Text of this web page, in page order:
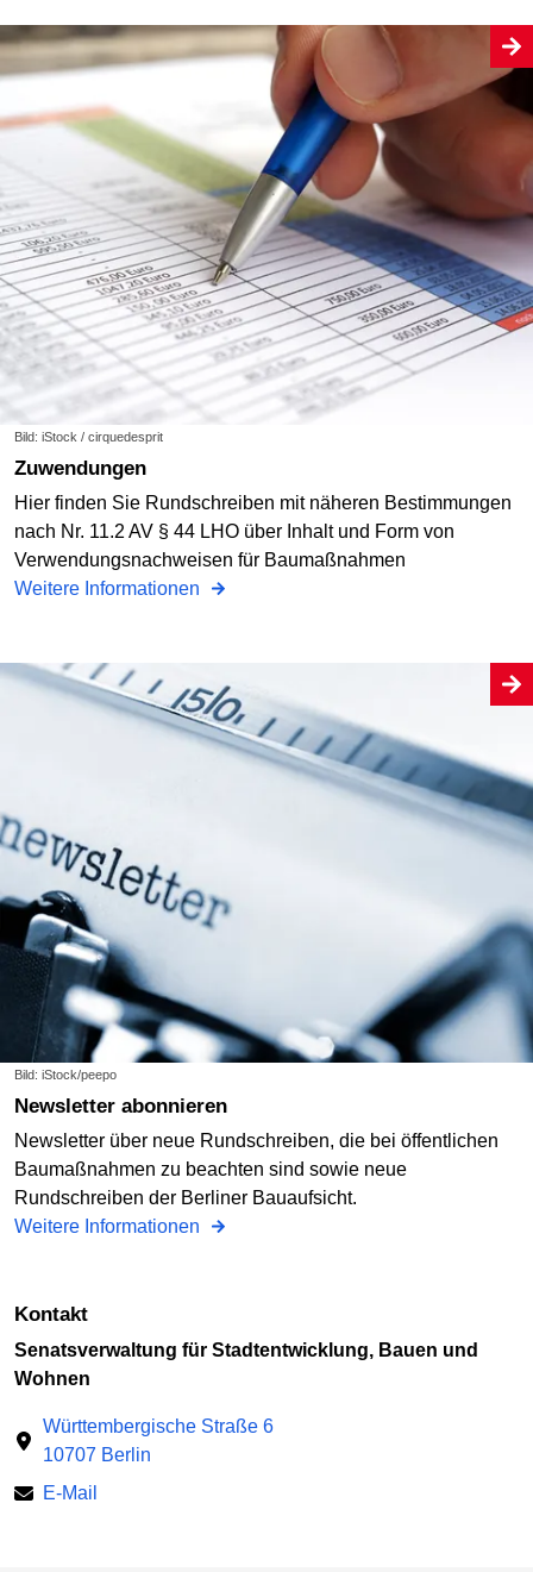
Bild: iStock / cirquedesprit
Zuwendungen
Hier finden Sie Rundschreiben mit näheren Bestimmungen
nach Nr. 11.2 AV § 44 LHO über Inhalt und Form von
Verwendungsnachweisen für Baumaßnahmen
Weitere Informationen
Bild: iStock/peepo
Newsletter abonnieren
Newsletter über neue Rundschreiben, die bei öffentlichen
Baumaßnahmen zu beachten sind sowie neue
Rundschreiben der Berliner Bauaufsicht.
Weitere Informationen
Kontakt
Senatsverwaltung für Stadtentwicklung, Bauen und
Wohnen
Württembergische Straße 6
10707 Berlin
E-Mail